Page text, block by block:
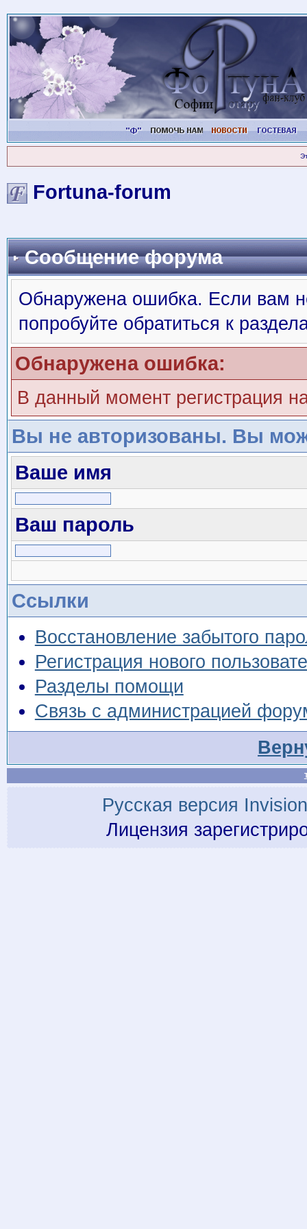
Fortuna-forum
Сообщение форума
Обнаружена ошибка. Если вам
попробуйте обратиться к
Обнаружена ошибка:
В данный момент регистрация
Вы не авторизованы. Вы
Ваше имя
Ваш пароль
Ссылки
Восстановление забытого
Регистрация нового
Разделы помощи
Связь с администрацией
Русская версия
Лицензия